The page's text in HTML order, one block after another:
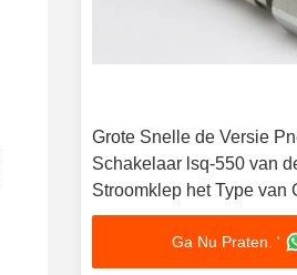
Grote Snelle de Versie
Schakelaar lsq-550 van
Stroomklep het Type van
Ga Nu Praten. '